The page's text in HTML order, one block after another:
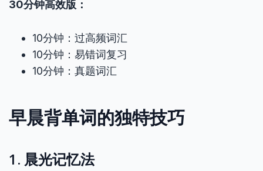
30分钟高效版：
10分钟：过高频词汇
10分钟：易错词复习
10分钟：真题词汇
早晨背单词的独特技巧
1. 晨光记忆法